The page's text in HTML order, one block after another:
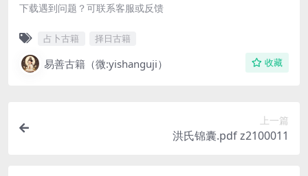
下载遇到问题？可联系客服或反馈
占卜古籍 择日古籍
易善古籍（微:yishanguji） 收藏
上一篇
洪氏锦囊.pdf z2100011